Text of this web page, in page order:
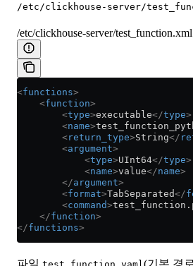
/etc/clickhouse-server/
/etc/clickhouse-server/test_function.xml
<functions>
    <
function>
        <
type>executable</type>
        <
name>
        <
return_type>String</
        <
argument>
            <
type>UInt64</type>
            <
name>value</name>
        </
argument>
        <
format>TabSeparated</
        <
command>
    </
function>
</functions>
파일 (기본 경